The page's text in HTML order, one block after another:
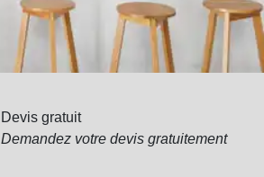
Devis gratuit
Demandez votre devis gratuitement